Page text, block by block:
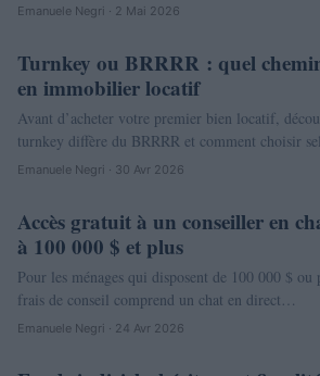
Emanuele Negri · 2 Mai 2026
NEWS
Turnkey ou BRRRR : quel
en immobilier locatif
Avant d’acheter votre premier bien locatif,
turnkey diffère du BRRRR et comment choisir
Emanuele Negri · 30 Avr 2026
NEWS
Accès gratuit à un conseiller en
à 100 000 $ et plus
Pour les ménages qui disposent de 100 000 $
frais de conseil comprend un chat en direct…
Emanuele Negri · 24 Avr 2026